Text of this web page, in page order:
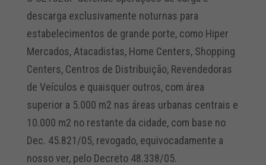
descarga exclusivamente noturnas para
estabelecimentos de grande porte, como Hiper
Mercados, Atacadistas, Home Centers, Shopping
Centers, Centros de Distribuição, Revendedoras
de Veículos e quaisquer outros, com área
superior a 5.000 m2 nas áreas urbanas centrais e
10.000 m2 no restante da cidade, com base no
Dec. 45.821/05, revogado, equivocadamente a
nosso ver, pelo Decreto 48.338/05.